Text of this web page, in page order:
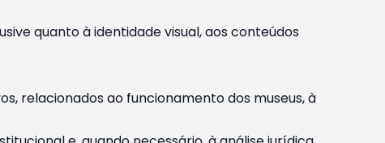
quanto à identidade visual, aos conteúdos
relacionados ao funcionamento dos museus, à